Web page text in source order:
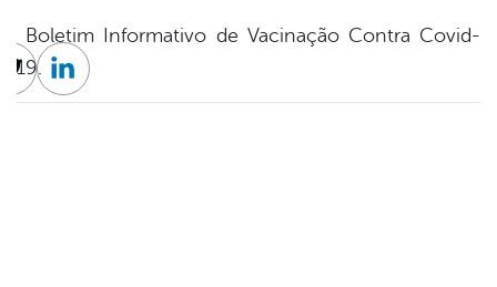
Boletim Informativo de Vacinação Contra Covid-
19.
Twitter
Linkedin